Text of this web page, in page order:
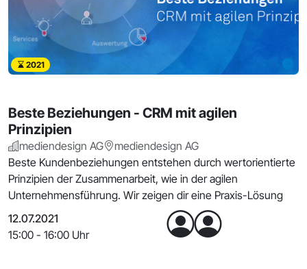
2021
Beste Beziehungen - CRM mit agilen
Prinzipien
mediendesign AG
mediendesign AG
Beste Kundenbeziehungen entstehen durch wertorientierte
Prinzipien der Zusammenarbeit, wie in der agilen
Unternehmensführung. Wir zeigen dir eine Praxis-Lösung
12.07.2021
15:00 - 16:00 Uhr